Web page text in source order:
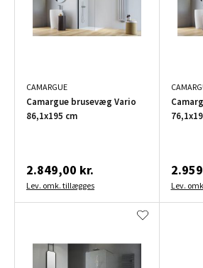
CAMARGUE
Camargue brusevæg Vario
86,1x195 cm
2.849,00 kr.
Lev. omk. tillægges Lev.